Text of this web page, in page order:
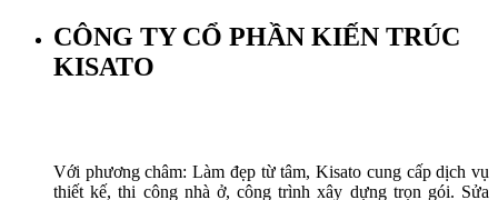
CÔNG TY CỔ PHẦN KIẾN TRÚC
KISATO
Với phương châm: Làm đẹp từ tâm, Kisato cung cấp dịch vụ
thiết kế, thi công nhà ở, công trình xây dựng trọn gói. Sửa